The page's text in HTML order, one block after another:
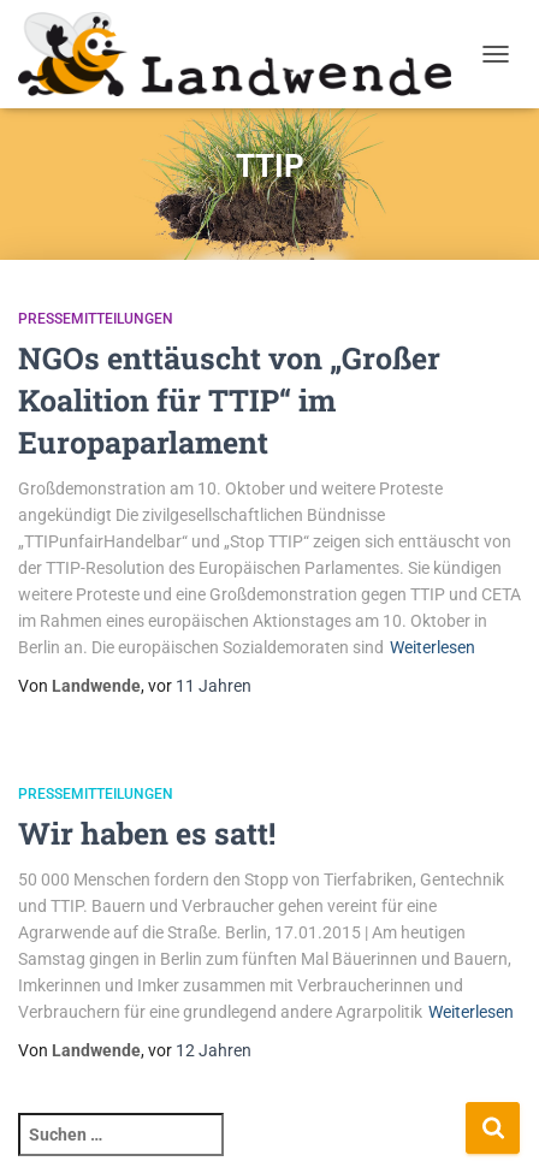
TTIP
PRESSEMITTEILUNGEN
NGOs enttäuscht von „Großer
Koalition für TTIP“ im
Europaparlament
Großdemonstration am 10. Oktober und weitere Proteste
angekündigt Die zivilgesellschaftlichen Bündnisse
„TTIPunfairHandelbar“ und „Stop TTIP“ zeigen sich enttäuscht von
der TTIP-Resolution des Europäischen Parlamentes. Sie kündigen
weitere Proteste und eine Großdemonstration gegen TTIP und CETA
im Rahmen eines europäischen Aktionstages am 10. Oktober in
Berlin an. Die europäischen Sozialdemoraten sind Weiterlesen
Von Landwende, vor 11 Jahren
PRESSEMITTEILUNGEN
Wir haben es satt!
50 000 Menschen fordern den Stopp von Tierfabriken, Gentechnik
und TTIP. Bauern und Verbraucher gehen vereint für eine
Agrarwende auf die Straße. Berlin, 17.01.2015 | Am heutigen
Samstag gingen in Berlin zum fünften Mal Bäuerinnen und Bauern,
Imkerinnen und Imker zusammen mit Verbraucherinnen und
Verbrauchern für eine grundlegend andere Agrarpolitik Weiterlesen
Von Landwende, vor 12 Jahren